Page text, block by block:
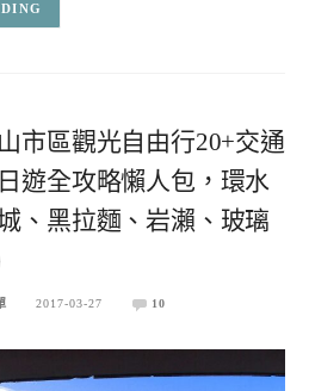
市區觀光自由行20+交通
遊全攻略懶人包，環水
、黑拉麵、岩瀨、玻璃
2017-03-27 10